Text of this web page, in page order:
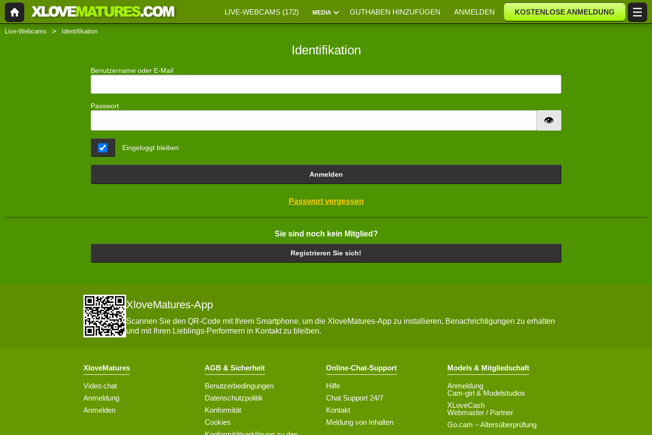
LIVE-WEBCAMS (172) MEDIA GUTHABEN HINZUFÜGEN ANMELDEN KOSTENLOSE ANMELDUNG
Live-Webcams Identifikation
Identifikation
Benutzername oder E-Mail
Passwort
Eingeloggt bleiben
Anmelden
Passwort vergessen
Sie sind noch kein Mitglied?
Registrieren Sie sich!
XloveMatures-App
Scannen Sie den QR-Code mit Ihrem Smartphone, um die XloveMatures-App zu installieren, Benachrichtigungen zu erhalten
und mit Ihren Lieblings-Performern in Kontakt zu bleiben.
XloveMatures
Video chat
Anmeldung
Anmelden
AGB & Sicherheit
Benutzerbedingungen
Datenschutzpolitik
Konformität
Cookies
Online-Chat-Support
Hilfe
Chat Support 24/7
Kontakt
Meldung von Inhalten
Models & Mitgliedschaft
Anmeldung
Cam-girl & Modelstudios
XLoveCash
Webmaster / Partner
Go.cam – Altersüberprüfung